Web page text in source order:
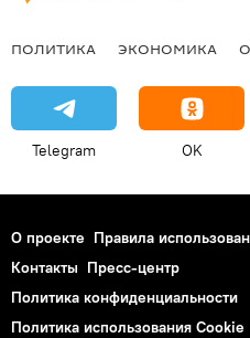
ПОЛИТИКА ЭКОНОМИКА
Telegram OK
О проекте Правила
Контакты Пресс-центр
Политика конфиденциальности
Политика использования Cookie